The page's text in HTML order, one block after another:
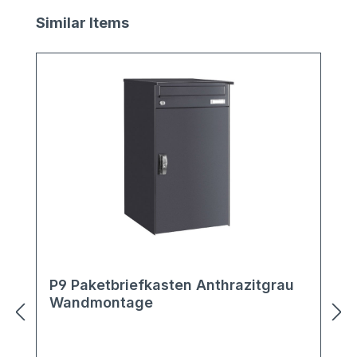
Produktgalerie überspringen
Similar Items
P9 Paketbriefkasten Anthrazitgrau
Wandmontage